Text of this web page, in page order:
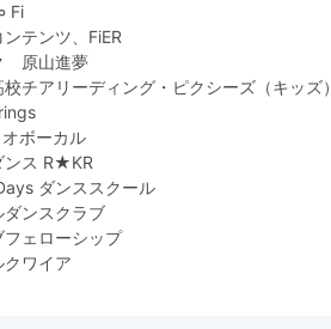
Fi
テンツ、FiER
原山進夢
校チアリーディング・ピクシーズ（キッズ）
ボーカル
ンス R★KR
ダンススクール
ダンスクラブ
フェローシップ
ワイア